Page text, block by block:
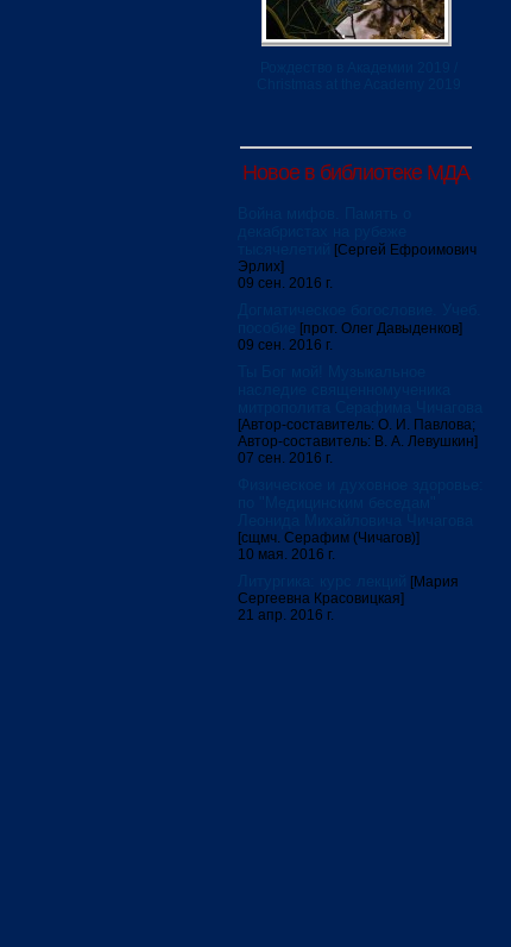
Новое в библиотеке МДА
[Сергей Ефроимович
Эрлих]
09 сен. 2016 г.
[прот. Олег Давыденков]
09 сен. 2016 г.
[Автор-составитель: О. И. Павлова;
Автор-составитель: В. А. Левушкин]
07 сен. 2016 г.
[сщмч. Серафим (Чичагов)]
10 мая. 2016 г.
[Мария
Сергеевна Красовицкая]
21 апр. 2016 г.